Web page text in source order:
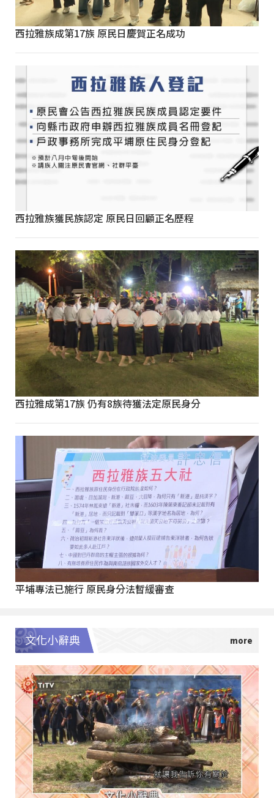
西拉雅族成第17族 原民日慶賀正名成功
西拉雅族獲民族認定 原民日回顧正名歷程
西拉雅成第17族 仍有8族待獲法定原民身分
平埔專法已施行 原民身分法暫緩審查
文化小辭典